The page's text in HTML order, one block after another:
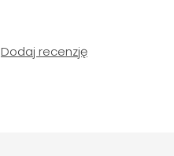
Dodaj recenzję